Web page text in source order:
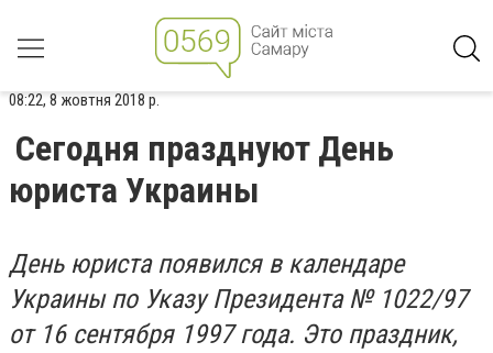
08:22, 8 жовтня 2018 р.
Сегодня празднуют День
юриста Украины
День юриста появился в календаре
Украины по Указу Президента № 1022/97
от 16 сентября 1997 года. Это праздник,